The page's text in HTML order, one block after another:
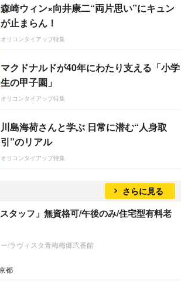
ら」と気合十分
り巻く“ママ
村佳乃が決定して
森崎ウィン×向井康二“両片思い”にキュン
が止まらん！
オリコンタイアップ特集
マクドナルドが40年にわたり支える「小学
生の甲子園」
オリコンタイアップ特集
川島海荷さんと学ぶ 日常に潜む“人身取
引”のリアル
オリコンタイアップ特集
さらに見る
スタッフ」無資格可/午後のみ/住宅型有料老
/ラヴィスタ青梅梅郷弐番館
都